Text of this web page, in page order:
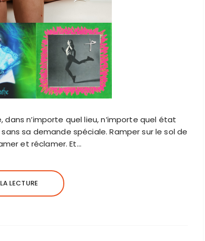
n’importe quel lieu, n’importe quel état
sa demande spéciale. Ramper sur le sol de
et réclamer. Et…
LECTURE